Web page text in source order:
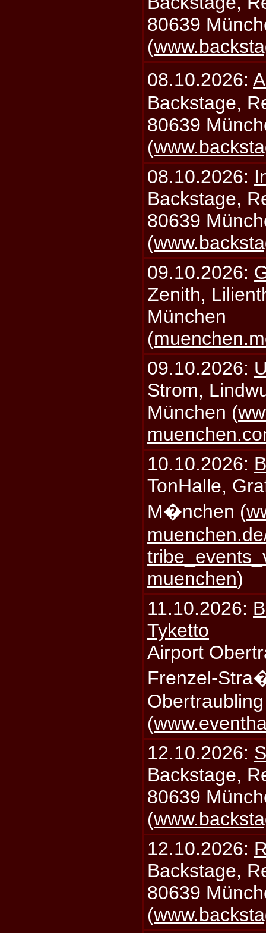
80639
(
08.10.2026:
Backstage,
80639
(
08.10.2026:
Backstage,
80639
(
09.10.2026:
Zenith,
München
(
09.10.2026:
Strom,
München (
10.10.2026:
TonHalle,
M�nchen (
muenchen)
11.10.2026:
Tyketto
Airport
Frenzel-
(
12.10.2026:
Backstage,
80639
(
12.10.2026:
Backstage,
80639
(